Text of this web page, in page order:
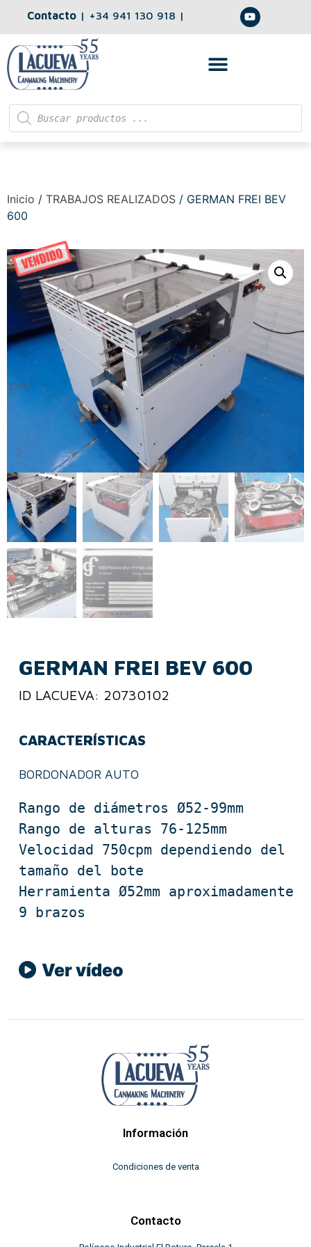
Contacto | +34 941 130 918 |
Inicio / TRABAJOS REALIZADOS / GERMAN FREI BEV
600
GERMAN FREI BEV 600
ID LACUEVA: 20730102
CARACTERÍSTICAS
BORDONADOR AUTO
Rango de diámetros Ø52-99mm
Rango de alturas 76-125mm
Velocidad 750cpm dependiendo del
tamaño del bote
Herramienta Ø52mm aproximadamente
9 brazos
Ver vídeo
Información
Condiciones de venta
Contacto